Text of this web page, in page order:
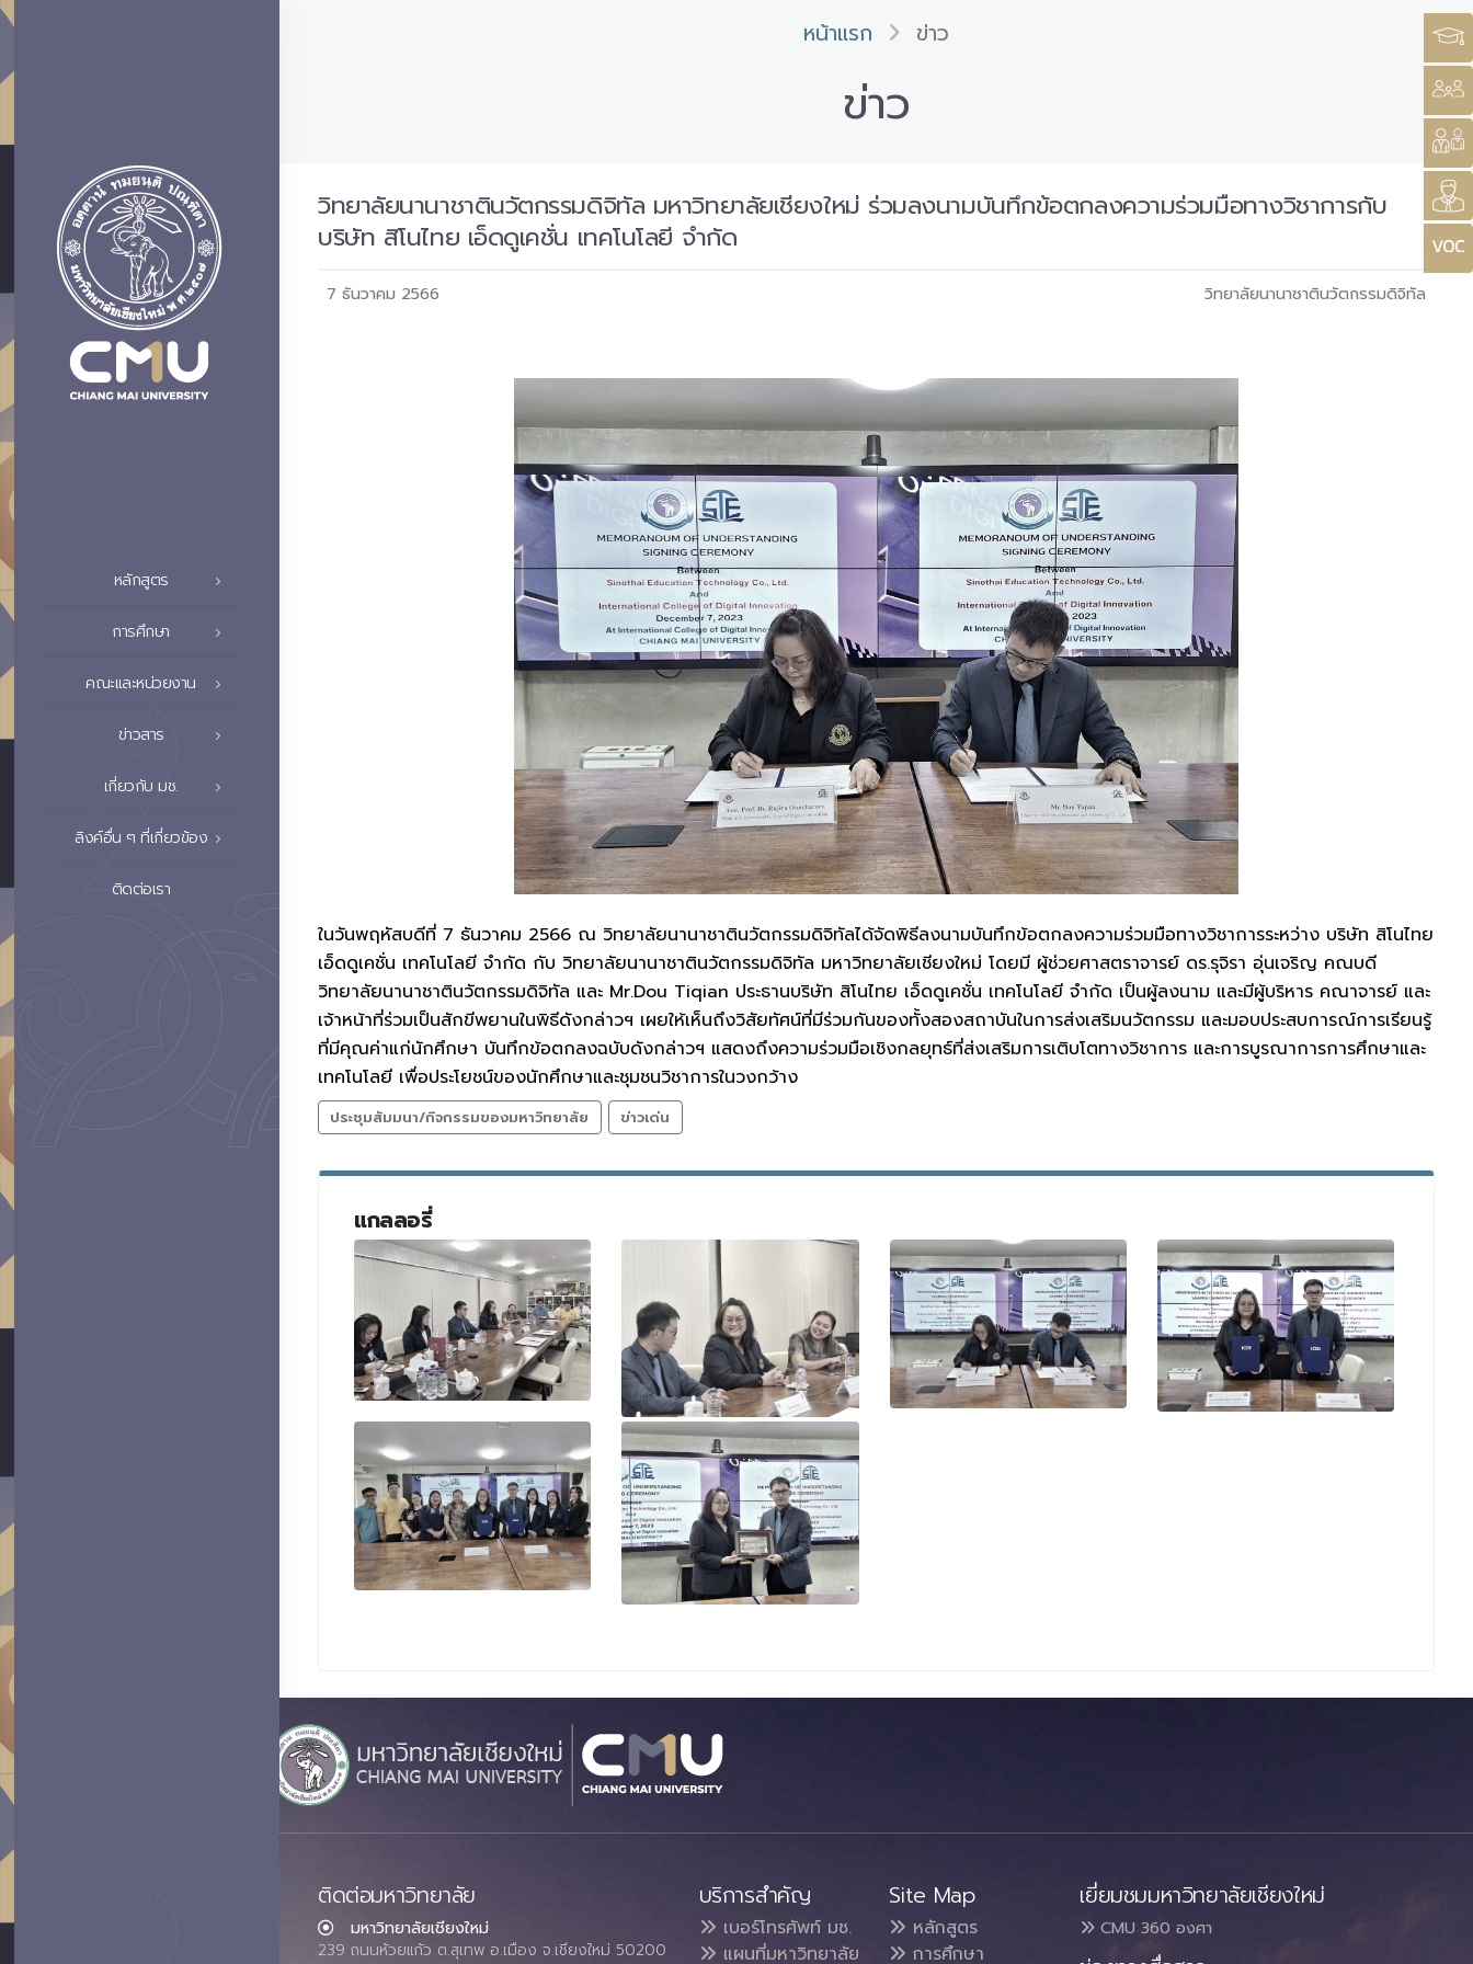
หลักสูตร
การศึกษา
คณะและหน่วยงาน
ข่าวสาร
เกี่ยวกับ มช.
ลิงค์อื่น ๆ ที่เกี่ยวข้อง
ติดต่อเรา
หน้าแรก ข่าว
ข่าว
วิทยาลัยนานาชาตินวัตกรรมดิจิทัล มหาวิทยาลัยเชียงใหม่ ร่วมลงนามบันทึกข้อตกลงความร่วมมือทางวิชาการกับ
บริษัท สิโนไทย เอ็ดดูเคชั่น เทคโนโลยี จำกัด
7 ธันวาคม 2566 วิทยาลัยนานาชาตินวัตกรรมดิจิทัล
ในวันพฤหัสบดีที่ 7 ธันวาคม 2566 ณ วิทยาลัยนานาชาตินวัตกรรมดิจิทัลได้จัดพิธีลงนามบันทึกข้อตกลงความร่วมมือทางวิชาการระหว่าง บริษัท สิโนไทย
เอ็ดดูเคชั่น เทคโนโลยี จำกัด กับ วิทยาลัยนานาชาตินวัตกรรมดิจิทัล มหาวิทยาลัยเชียงใหม่ โดยมี ผู้ช่วยศาสตราจารย์ ดร.รุจิรา อุ่นเจริญ คณบดี
วิทยาลัยนานาชาตินวัตกรรมดิจิทัล และ Mr.Dou Tiqian ประธานบริษัท สิโนไทย เอ็ดดูเคชั่น เทคโนโลยี จำกัด เป็นผู้ลงนาม และมีผู้บริหาร คณาจารย์ และ
เจ้าหน้าที่ร่วมเป็นสักขีพยานในพิธีดังกล่าวฯ เผยให้เห็นถึงวิสัยทัศน์ที่มีร่วมกันของทั้งสองสถาบันในการส่งเสริมนวัตกรรม และมอบประสบการณ์การเรียนรู้
ที่มีคุณค่าแก่นักศึกษา บันทึกข้อตกลงฉบับดังกล่าวฯ แสดงถึงความร่วมมือเชิงกลยุทธ์ที่ส่งเสริมการเติบโตทางวิชาการ และการบูรณาการการศึกษาและ
เทคโนโลยี เพื่อประโยชน์ของนักศึกษาและชุมชนวิชาการในวงกว้าง
ประชุมสัมมนา/กิจกรรมของมหาวิทยาลัย ข่าวเด่น
แกลลอรี่
ติดต่อมหาวิทยาลัย
มหาวิทยาลัยเชียงใหม่
239 ถนนห้วยแก้ว ต.สุเทพ อ.เมือง จ.เชียงใหม่ 50200
บริการสำคัญ
เบอร์โทรศัพท์ มช.
แผนที่มหาวิทยาลัย
Site Map
หลักสูตร
การศึกษา
เยี่ยมชมมหาวิทยาลัยเชียงใหม่
CMU 360 องศา